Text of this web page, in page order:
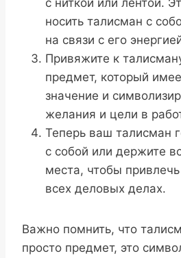
носить талисман с
на связи с его
Привяжите к
предмет, который
значение и
желания и цели в
Теперь ваш талисман
с собой или держите
места, чтобы
всех деловых делах.
Важно помнить, что
просто предмет, это